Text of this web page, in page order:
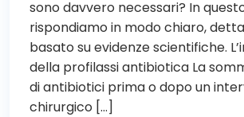
sono davvero necessari? In
rispondiamo in modo chiaro,
basato su evidenze scientifiche.
della profilassi antibiotica La
di antibiotici prima o dopo un
chirurgico […]